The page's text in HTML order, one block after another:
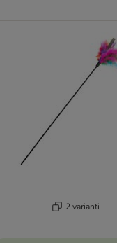
2 varianti